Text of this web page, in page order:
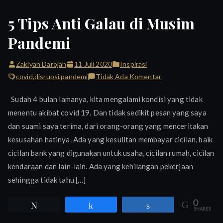
5 Tips Anti Galau di Musim
Pandemi
Zakiyah Darojah 11 Juli 2020
Inspirasi
covid,disrupsi,pandemi Tidak Ada Komentarpada
Tips
Anti
Galau
di
Musim
Pandemi
Sudah 4 bulan lamanya, kita mengalami kondisi yang tidak
menentu akibat covid 19. Dan tidak sedikit pesan yang saya
dan suami saya terima, dari orang-orang yang menceritakan
kesusahan hatinya. Ada yang kesulitan membayar cicilan, baik
cicilan bank yang digunakan untuk usaha, cicilan rumah, cicilan
kendaraan dan lain-lain. Ada yang kehilangan pekerjaan
sehingga tidak tahu […]
0
SHARES